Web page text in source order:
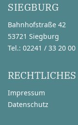
SIEGBURG
Bahnhofstraße 42
53721 Siegburg
Tel.: 02241 / 33 20 00
RECHTLICHES
Impressum
Datenschutz